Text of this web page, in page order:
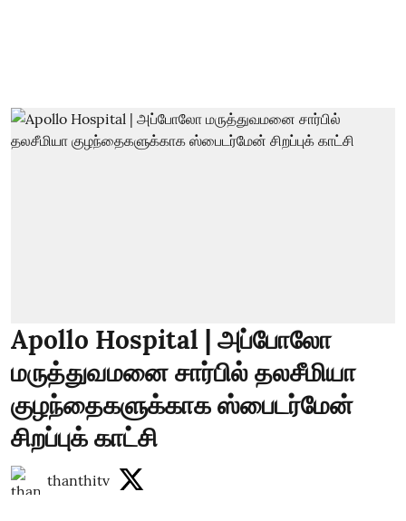
Apollo Hospital | அப்போலோ
மருத்துவமனை சார்பில் தலசீமியா
குழந்தைகளுக்காக ஸ்பைடர்மேன்
சிறப்புக் காட்சி
thanthitv